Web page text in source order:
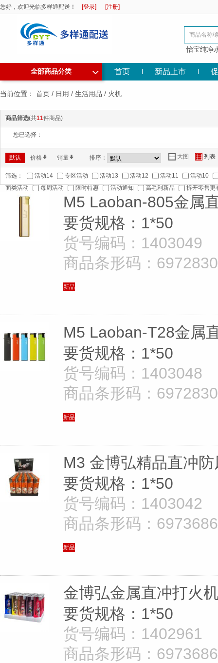
您好，欢迎光临多样通配送！ [登录] [注册]
怡宝纯净
全部商品分类 ◇ 首页 新品上市
当前位置： 首页 / 日用 / 生活用品 / 火机
商品筛选(共11件商品)
您已选择：
默认 价格 * 销量* 排序： Y 大图 Z 列表
筛选： 活动14 专区活动 活动13 活动12 活动11
活动10
面类活动
每周活动 限时特惠 活动通知 高毛利新品 拆开零售更
M5 Laoban-805金属
要货规格：1*50
货号编码：1403049
商品条形码：
新品
M5 Laoban-T28金属
要货规格：1*50
货号编码：1403048
商品条形码：
新品
M3 金博弘精品直冲
要货规格：1*50
货号编码：1403042
商品条形码：
新品
金博弘金属直冲打火
要货规格：1*50
货号编码：1402961
商品条形码：